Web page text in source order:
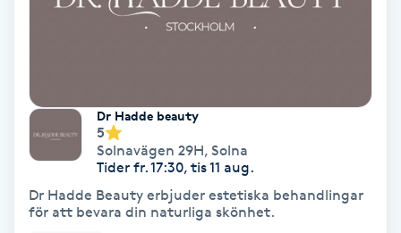
Diamantslipning
Enzympeeling
Extensions
Dr Hadde beauty
5
Solnavägen 29H, Solna
Tider fr. 17:30, tis 11 aug.
Dr Hadde Beauty erbjuder estetiska behandlingar
för att bevara din naturliga skönhet.